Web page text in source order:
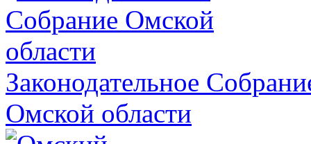
Законодательное
Омской области